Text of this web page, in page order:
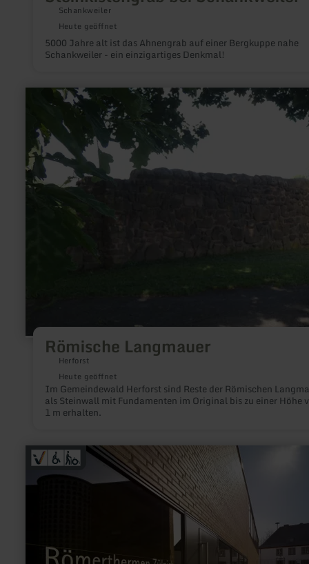
Schankweiler
Heute geöffnet
5000 Jahre alt ist das Ahnengrab auf einer Bergkuppe nahe
Schankweiler - ein einzigartiges Denkmal!
Römische Langmauer
Herforst
Heute geöffnet
Im Gemeindewald Herforst sind Reste der Römischen
als Steinwall mit Fundamenten im Original bis zu einer Höhe
1 m erhalten.
erfahren
Römische
Langmauer
mehr
erfahren
Römerthermen